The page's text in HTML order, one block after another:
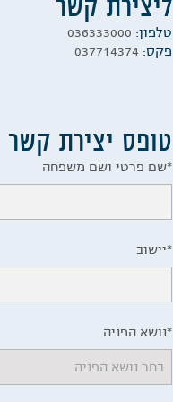
טלפון: 036333000
פקס: 037714374
טופס יצירת קשר
שם פרטי ושם משפחה*
יישוב*
נושא הפניה*
בחר נושא הפניה